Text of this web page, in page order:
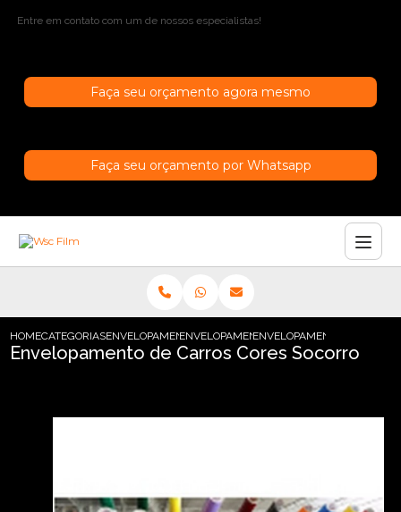
Entre em contato com um de nossos especialistas!
Faça seu orçamento agora mesmo
Faça seu orçamento por Whatsapp
HOMECATEGORIASENVELOPAMENTO DE CARROS
ENVELOPAMENTO DE CARROS EM SAO
ENVELOPAMENTO DE
Envelopamento de Carros Cores Socorro